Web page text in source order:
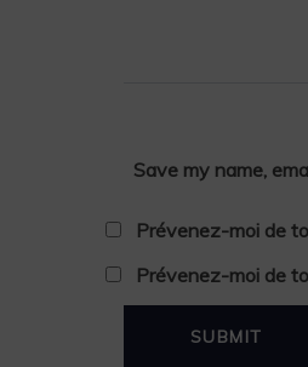
Save my name,
Prévenez-moi de
Prévenez-moi de